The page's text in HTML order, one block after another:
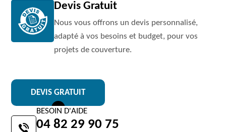
Devis Gratuit
Nous vous offrons un devis personnalisé,
adapté à vos besoins et budget, pour vos
projets de couverture.
DEVIS GRATUIT
BESOIN D'AIDE
04 82 29 90 75